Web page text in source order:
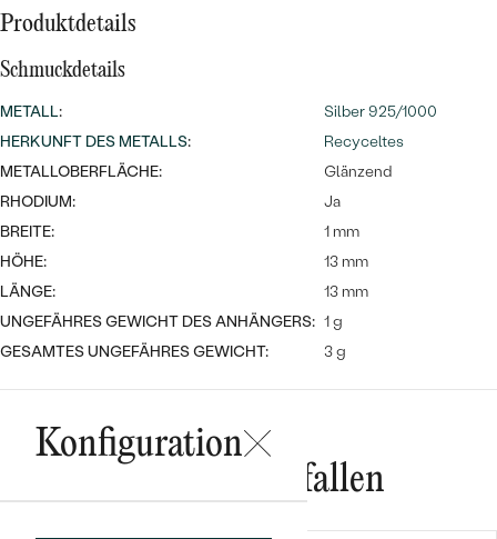
Wave Kollektion
NACH DER FARBE
NACH DER FORM
MASSGEFERTIGTER
DIAMANTEN
Ohrrinnge
Personalisierte
Halsketten
Meistverkaufte
Produktdetails
Schmuckdetails
METALL:
Silber 925/1000
HERKUNFT DES METALLS:
Recyceltes
METALLOBERFLÄCHE:
Glänzend
RHODIUM:
Ja
BREITE:
1 mm
HÖHE:
13 mm
LÄNGE:
13 mm
UNGEFÄHRES GEWICHT DES ANHÄNGERS: 1 g
GESAMTES UNGEFÄHRES GEWICHT:
3 g
Konfiguration
Das könnte Ihnen gefallen